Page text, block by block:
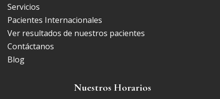
Servicios
Pacientes Internacionales
Ver resultados de nuestros pacientes
Contáctanos
Blog
Nuestros Horarios